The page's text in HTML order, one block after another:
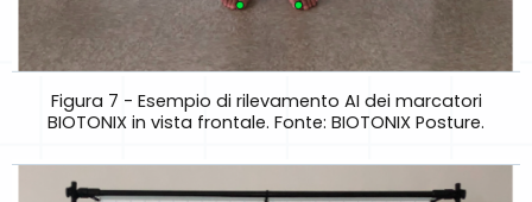
Figura 7 - Esempio di rilevamento AI dei marcatori
BIOTONIX in vista frontale. Fonte: BIOTONIX Posture.